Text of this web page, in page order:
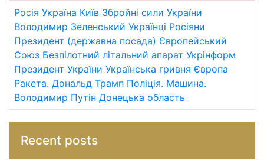
Росія Україна Київ Збройні сили України
Володимир Зеленський Українці Росіяни
Президент (державна посада) Європейський
Союз Безпілотний літальний апарат Укрінформ
Президент України Українська гривня Європа
Ракета. Дональд Трамп Поліція. Машина.
Володимир Путін Донецька область
Recent posts